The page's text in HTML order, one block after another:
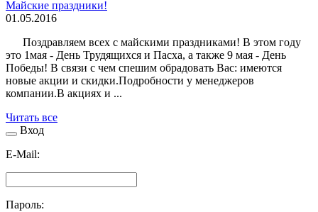
Майские праздники!
01.05.2016
Поздравляем всех с майскими праздниками! В этом году
это 1мая - День Трудящихся и Пасха, а также 9 мая - День
Победы! В связи с чем спешим обрадовать Вас: имеются
новые акции и скидки.Подробности у менеджеров
компании.В акциях и ...
Читать все
Вход
E-Mail:
Пароль: